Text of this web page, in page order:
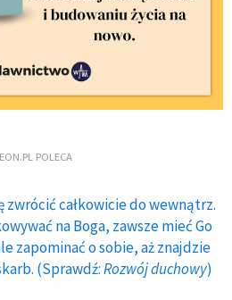
POLECA
zwrócić całkowicie do wewnątrz.
na Boga, zawsze mieć Go
zapominać o sobie, aż znajdzie
(Sprawdź:Rozwój duchowy)